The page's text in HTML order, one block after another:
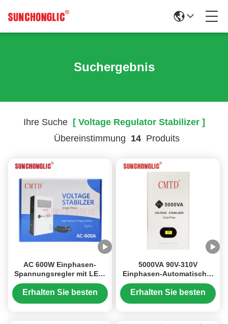
Suchergebnis
Ihre Suche[ Voltage Regulator Stabilizer ]
Übereinstimmung 14Produits
AC 600W Einphasen-
Spannungsregler mit LED-
Anzeige
Erhalten Sie besten
5000VA 90V-310V
Einphasen-Automatischer
Inverter Spannungsregler
und Stabilisator
Erhalten Sie besten